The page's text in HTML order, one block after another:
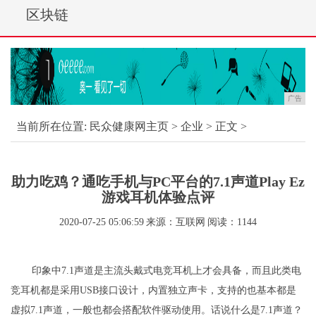
区块链
广告
当前所在位置: 民众健康网主页 > 企业 > 正文 >
助力吃鸡？通吃手机与PC平台的7.1声道Play Ez
游戏耳机体验点评
2020-07-25 05:06:59 来源：互联网 阅读：1144
印象中7.1声道是主流头戴式电竞耳机上才会具备，而且此类电
竞耳机都是采用USB接口设计，内置独立声卡，支持的也基本都是
虚拟7.1声道，一般也都会搭配软件驱动使用。话说什么是7.1声道？